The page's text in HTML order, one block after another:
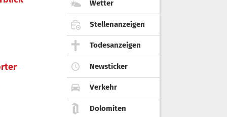
Wetter
Stellenanzeigen
Todesanzeigen
Newsticker
Verkehr
Dolomiten